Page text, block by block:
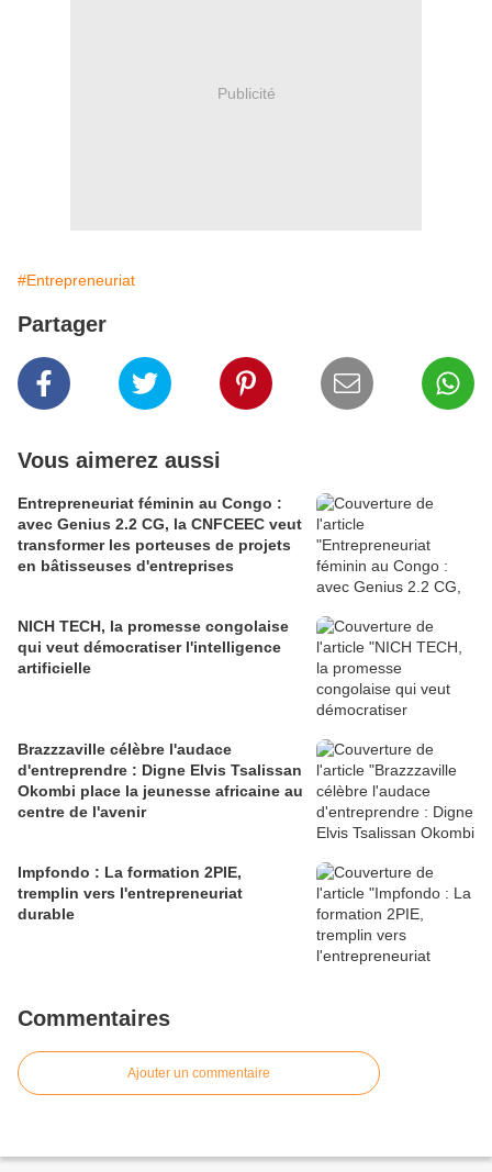
Publicité
#Entrepreneuriat
Partager
Vous aimerez aussi
Entrepreneuriat féminin au Congo :
avec Genius 2.2 CG, la CNFCEEC veut
transformer les porteuses de projets
en bâtisseuses d'entreprises
NICH TECH, la promesse congolaise
qui veut démocratiser l'intelligence
artificielle
Brazzzaville célèbre l'audace
d'entreprendre : Digne Elvis Tsalissan
Okombi place la jeunesse africaine au
centre de l'avenir
Impfondo : La formation 2PIE,
tremplin vers l'entrepreneuriat
durable
Commentaires
Ajouter un commentaire